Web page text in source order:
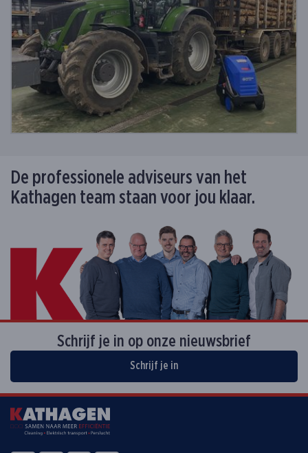
De professionele adviseurs van het
Kathagen team staan voor jou klaar.
Schrijf je in op onze nieuwsbrief
Schrijf je in